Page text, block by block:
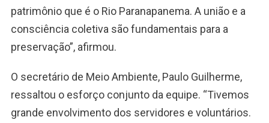
patrimônio que é o Rio Paranapanema. A união e a
consciência coletiva são fundamentais para a
preservação”, afirmou.
O secretário de Meio Ambiente, Paulo Guilherme,
ressaltou o esforço conjunto da equipe. “Tivemos
grande envolvimento dos servidores e voluntários.